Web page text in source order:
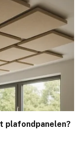
plafondpanelen?